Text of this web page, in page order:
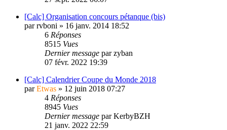
[Calc] Organisation concours pétanque (bis)
parrvboni » 16 janv. 2014 18:52
6 Réponses
8515 Vues
Dernier message parzyban
07 févr. 2022 19:39
[Calc] Calendrier Coupe du Monde 2018
parEtwas » 12 juin 2018 07:27
4 Réponses
8945 Vues
Dernier message parKerbyBZH
21 janv. 2022 22:59